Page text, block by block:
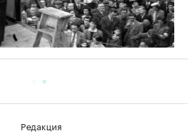
Редакция